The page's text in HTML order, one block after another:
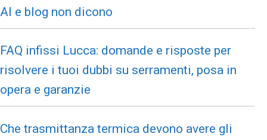
AI e blog non dicono
FAQ infissi Lucca: domande e risposte per
risolvere i tuoi dubbi su serramenti, posa in
opera e garanzie
Che trasmittanza termica devono avere gli